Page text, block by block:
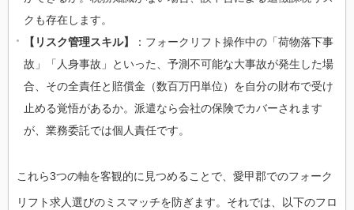
クも存在します。
【リスク管理スキル】
：フォークリフト操作中の「荷物落下事
故」「人身事故」といった、予測不可能な大事故が発生した場
合、その全責任と賠償金（数百万円単位）を自分の財布で受け
止める覚悟があるか。派遣なら会社の保険でカバーされます
が、業務委託では個人責任です。
これら3つの軸を客観的に見つめることで、愛甲郡でのフォーク
リフト求人選びのミスマッチを防ぎます。それでは、以下のフロ